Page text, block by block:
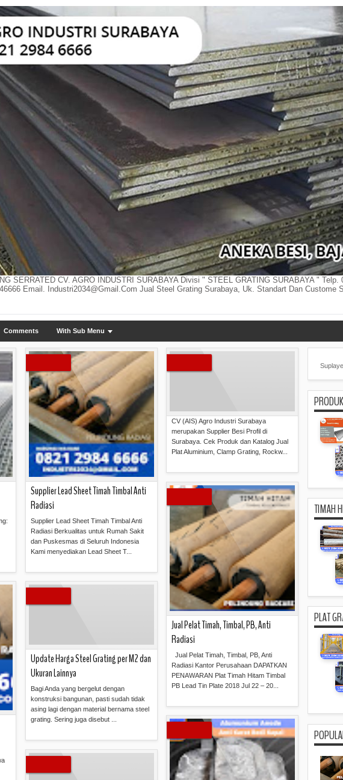
SERRATED CV. AGRO INDUSTRI SURABAYA Divisi " STEEL GRATING SURABAYA " Telp.
Email. Industri2034@gmail.com Jual Steel Grating Surabaya, Uk. Standart Dan Custome
Comments With Sub Menu
Supplier Lead Sheet Timah Timbal Anti
Radiasi
Supplier Lead Sheet Timah Timbal Anti
Radiasi Berkualitas untuk Rumah Sakit
dan Puskesmas di Seluruh Indonesia
Kami menyediakan Lead Sheet T...
CV (AIS) Agro Industri Surabaya
merupakan Supplier Besi Profil di
Surabaya. Cek Produk dan Katalog Jual
Plat Aluminium, Clamp Grating, Rockw...
Jual Pelat Timah, Timbal, PB, Anti
Radiasi
Jual Pelat Timah, Timbal, PB, Anti
Radiasi Kantor Perusahaan DAPATKAN
PENAWARAN Plat Timah Hitam Timbal
PB Lead Tin Plate 2018 Jul 22 – 20...
Update Harga Steel Grating per M2 dan
Ukuran Lainnya
Bagi Anda yang bergelut dengan
konstruksi bangunan, pasti sudah tidak
asing lagi dengan material bernama steel
grating. Sering juga disebut ...
TIMAH
PLAT